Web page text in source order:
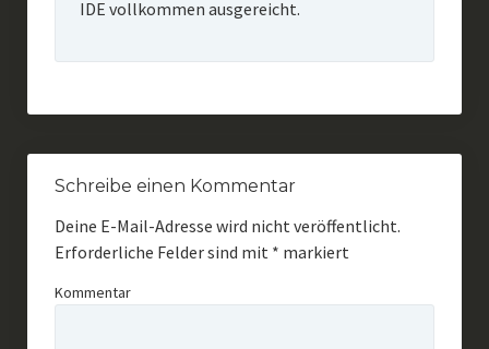
IDE vollkommen ausgereicht.
Schreibe einen Kommentar
Deine E-Mail-Adresse wird nicht veröffentlicht.
Erforderliche Felder sind mit * markiert
Kommentar